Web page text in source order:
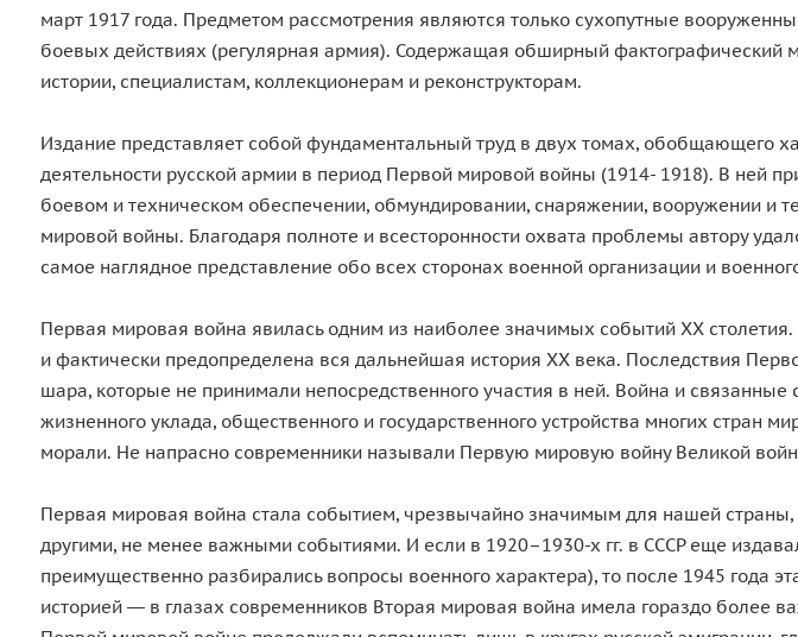
март 1917 года. Предметом рассмотрения являются только сухопутные
боевых действиях (регулярная армия). Содержащая обширный фактографический
истории, специалистам, коллекционерам и реконструкторам.
Издание представляет собой фундаментальный труд в двух томах,
деятельности русской армии в период Первой мировой войны (1914- 1918). В ней
боевом и техническом обеспечении, обмундировании, снаряжении, вооружении
мировой войны. Благодаря полноте и всесторонности охвата проблемы автору
самое наглядное представление обо всех сторонах военной организации и
Первая мировая война явилась одним из наиболее значимых событий ХХ
и фактически предопределена вся дальнейшая история ХХ века. Последствия
шара, которые не принимали непосредственного участия в ней. Война и
жизненного уклада, общественного и государственного устройства многих стран
морали. Не напрасно современники называли Первую мировую войну Великой
Первая мировая война стала событием, чрезвычайно значимым для нашей
другими, не менее важными событиями. И если в 1920–1930-х гг. в СССР еще
преимущественно разбирались вопросы военного характера), то после 1945 года
историей ― в глазах современников Вторая мировая война имела гораздо более